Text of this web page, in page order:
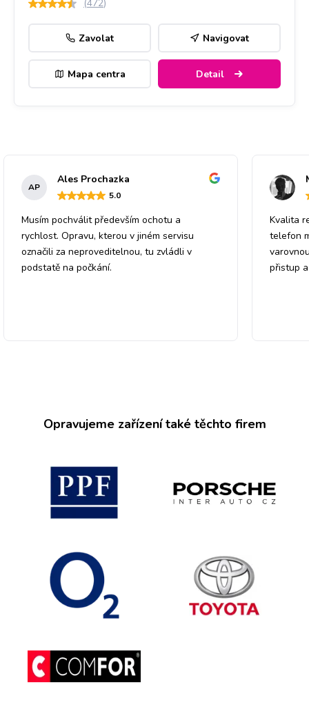
(472)
Zavolat Navigovat
Mapa centra Detail
AP
Ales Prochazka
5.0
Musím pochválit především ochotu a
rychlost. Opravu, kterou v jiném servisu
označili za neproveditelnou, tu zvládli v
podstatě na počkání.
Kvalita
telefon
přistup
Opravujeme zařízení také těchto firem